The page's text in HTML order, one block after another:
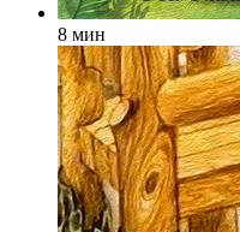
8 мин